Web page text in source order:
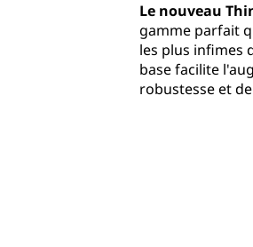
Le nouveau
gamme parfait
les plus infimes
base facilite
robustesse et